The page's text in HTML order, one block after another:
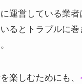
運営している業
るとトラブルに巻
楽しむためにも、